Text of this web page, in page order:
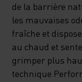
de la barrière
les mauvaises
fraîche et
au chaud et
grimper plus
technique